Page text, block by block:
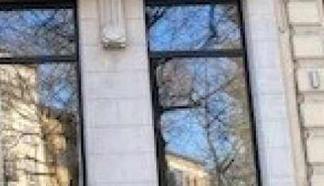
Alle veelgestelde vragen